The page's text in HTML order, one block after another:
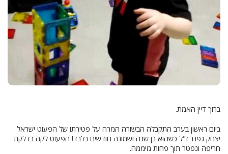
ברוך דיין האמת.
ביום ראשון בערב התקבלה הבשורה המרה על פטירתו של הפעוט ישראל
יצחק גפנר ז"ל כשהוא בן שנה ושמונה חודשים בלבד! הפעוט לקה בדלקת
חריפה ונפטר תוך פחות מיממה.